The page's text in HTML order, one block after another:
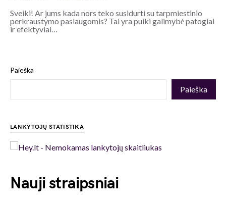
Sveiki! Ar jums kada nors teko susidurti su tarpmiestinio
perkraustymo paslaugomis? Tai yra puiki galimybė patogiai
ir efektyviai…
Paieška
Paieška
LANKYTOJŲ STATISTIKA
Nauji straipsniai